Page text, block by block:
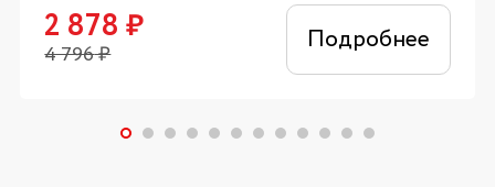
2 878 ₽
4 796₽ Подробнее